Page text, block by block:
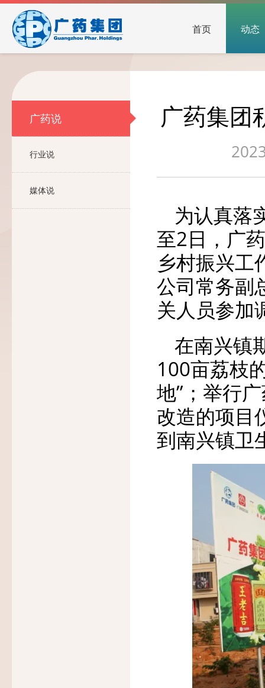
首页 动态
广药说
行业说
媒体说
广药集团
为认真落
至2日，广
乡村振兴工
公司常务副
关人员参加
在南兴镇
100亩荔枝
地”；举行
改造的项目
到南兴镇卫